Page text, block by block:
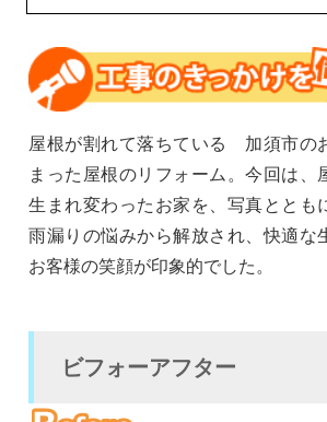
屋根が割れて落ちている 加須市の
まった屋根のリフォーム。今回は、
生まれ変わったお家を、写真ととも
雨漏りの悩みから解放され、快適な
お客様の笑顔が印象的でした。
ビフォーアフター